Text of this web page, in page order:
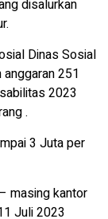
disalurkan
Dinas Sosial
251
2023
.
3 Juta per
masing kantor
Juli 2023